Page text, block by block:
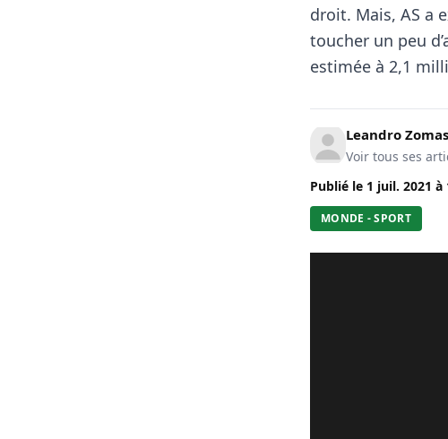
droit. Mais, AS a
toucher un peu
estimée à 2,1
Leandro
Voir tous ses
Publié le 1 juil. 2021 à
MONDE - SPORT